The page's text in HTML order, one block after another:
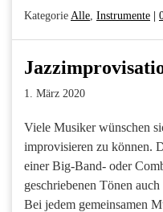
Kategorie Alle Instrumente
1. März 2020
Viele Musiker wünschen
improvisieren zu können.
einer Big-Band- oder
geschriebenen Tönen
Bei jedem gemeinsamen